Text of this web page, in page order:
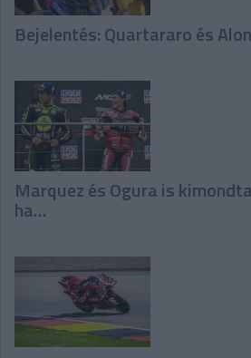
Bejelentés: Quartararo és
Marquez és Ogura is
ha…